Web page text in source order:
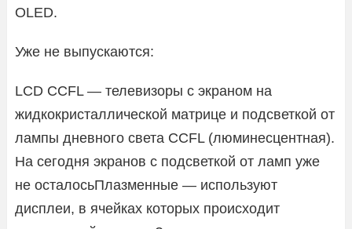
OLED.
Уже не выпускаются:
LCD CCFL — телевизоры с экраном на
жидкокристаллической матрице и подсветкой от
лампы дневного света CCFL (люминесцентная).
На сегодня экранов с подсветкой от ламп уже
не осталосьПлазменные — используют
дисплеи, в ячейках которых происходит